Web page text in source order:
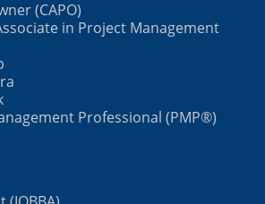
(CAPO)
in Project Management
Professional (PMP®)